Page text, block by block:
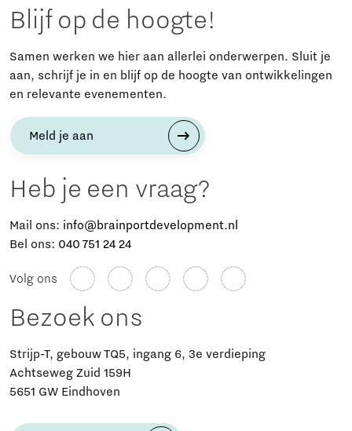
Blijf op de hoogte!
Samen werken we hier aan allerlei onderwerpen. Sluit je
aan, schrijf je in en blijf op de hoogte van ontwikkelingen
en relevante evenementen.
Meld je aan
Heb je een vraag?
Mail ons: info@brainportdevelopment.nl
Bel ons: 040 751 24 24
Volg ons
Bezoek ons
Strijp-T, gebouw TQ5, ingang 6, 3e verdieping
Achtseweg Zuid 159H
5651 GW Eindhoven